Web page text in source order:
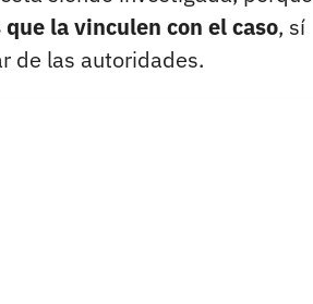
la vinculen con el caso, sí
de las autoridades.